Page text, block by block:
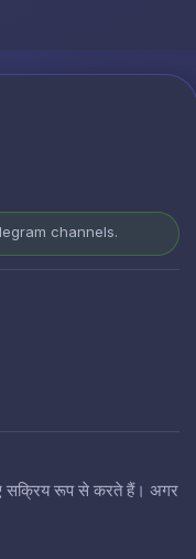
channels.
सक्रिय रूप से करते हैं। अगर